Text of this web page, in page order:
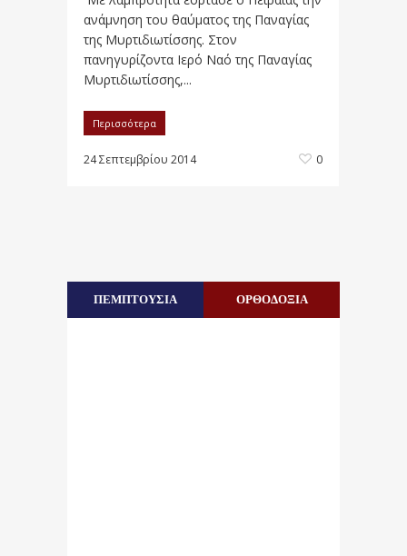
ανάμνηση του θαύματος της Παναγίας
της Μυρτιδιωτίσσης. Στον
πανηγυρίζοντα Ιερό Ναό της Παναγίας
Μυρτιδιωτίσσης,...
Περισσότερα
24 Σεπτεμβρίου 2014 0
ΠΕΜΠΤΟΥΣΙΑ ΟΡΘΟΔΟΞΙΑ